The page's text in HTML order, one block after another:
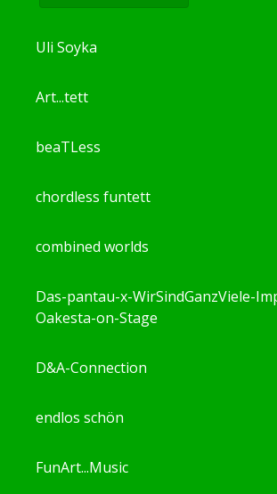
Uli Soyka
Art...tett
beaTLess
chordless funtett
combined worlds
Das-pantau-x-WirSindGanzViele-
Oakesta-on-Stage
D&A-Connection
endlos schön
FunArt...Music